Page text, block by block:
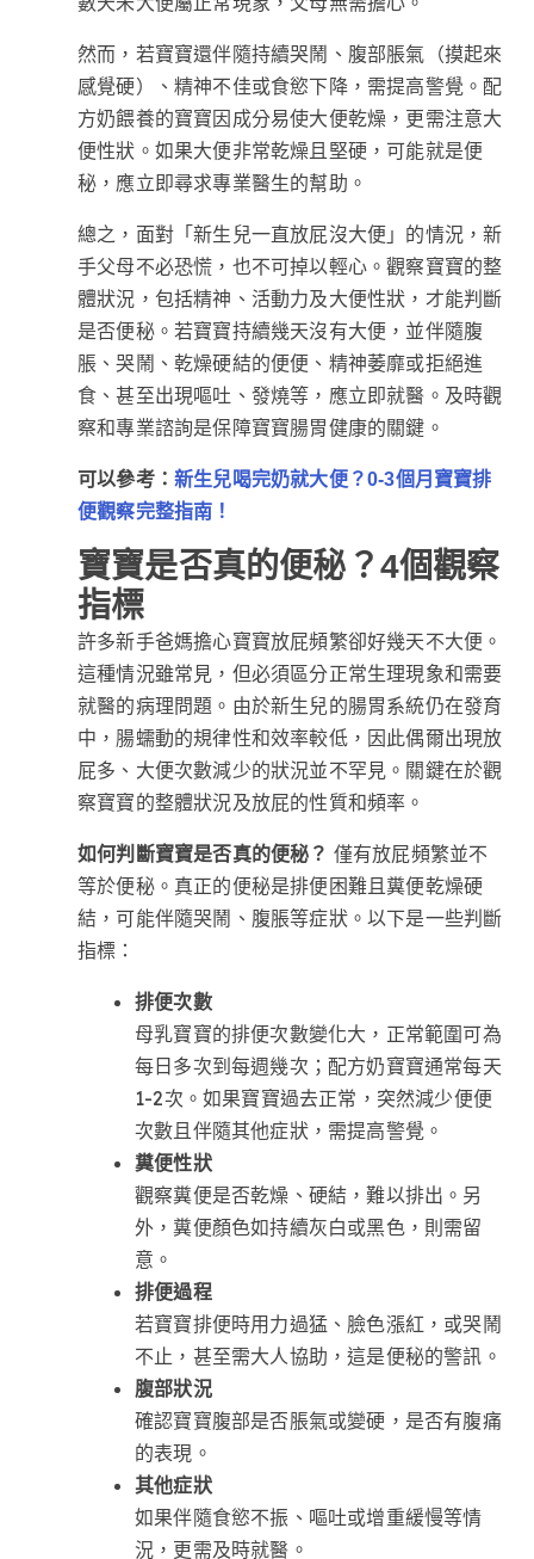
然而，若寶寶還伴隨持續哭鬧、腹部脹氣（摸起來
感覺硬）、精神不佳或食慾下降，需提高警覺。配
方奶餵養的寶寶因成分易使大便乾燥，更需注意大
便性狀。如果大便非常乾燥且堅硬，可能就是便
秘，應立即尋求專業醫生的幫助。
總之，面對「新生兒一直放屁沒大便」的情況，新
手父母不必恐慌，也不可掉以輕心。觀察寶寶的整
體狀況，包括精神、活動力及大便性狀，才能判斷
是否便秘。若寶寶持續幾天沒有大便，並伴隨腹
脹、哭鬧、乾燥硬結的便便、精神萎靡或拒絕進
食、甚至出現嘔吐、發燒等，應立即就醫。及時觀
察和專業諮詢是保障寶寶腸胃健康的關鍵。
可以參考： 新生兒喝完奶就大便？0-3個月寶寶排
便觀察完整指南！
寶寶是否真的便秘？4個觀察
指標
許多新手爸媽擔心寶寶放屁頻繁卻好幾天不大便。
這種情況雖常見，但必須區分正常生理現象和需要
就醫的病理問題。由於新生兒的腸胃系統仍在發育
中，腸蠕動的規律性和效率較低，因此偶爾出現放
屁多、大便次數減少的狀況並不罕見。關鍵在於觀
察寶寶的整體狀況及放屁的性質和頻率。
如何判斷寶寶是否真的便秘？ 僅有放屁頻繁並不
等於便秘。真正的便秘是排便困難且糞便乾燥硬
結，可能伴隨哭鬧、腹脹等症狀。以下是一些判斷
指標：
排便次數
母乳寶寶的排便次數變化大，正常範圍可為
每日多次到每週幾次；配方奶寶寶通常每天
1-2次。如果寶寶過去正常，突然減少便便
次數且伴隨其他症狀，需提高警覺。
糞便性狀
觀察糞便是否乾燥、硬結，難以排出。另
外，糞便顏色如持續灰白或黑色，則需留
意。
排便過程
若寶寶排便時用力過猛、臉色漲紅，或哭鬧
不止，甚至需大人協助，這是便秘的警訊。
腹部狀況
確認寶寶腹部是否脹氣或變硬，是否有腹痛
的表現。
其他症狀
如果伴隨食慾不振、嘔吐或增重緩慢等情
況，更需及時就醫。